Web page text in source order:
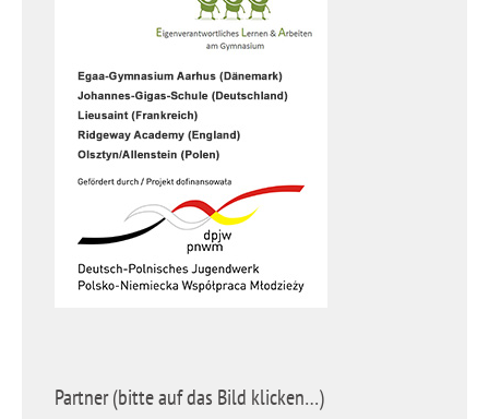
Partner (bitte auf das Bild klicken…)